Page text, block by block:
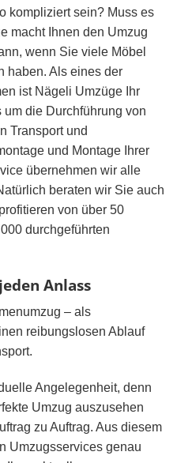
kompliziert sein? Muss es
macht Ihnen den Umzug
wenn Sie viele Möbel
haben. Als eines der
ist Nägeli Umzüge Ihr
um die Durchführung von
Transport und
und Montage Ihrer
übernehmen wir alle
beraten wir Sie auch
von über 50
durchgeführten
Anlass
– als
reibungslosen Ablauf
Angelegenheit, denn
Umzug auszusehen
zu Auftrag. Aus diesem
Umzugsservices genau